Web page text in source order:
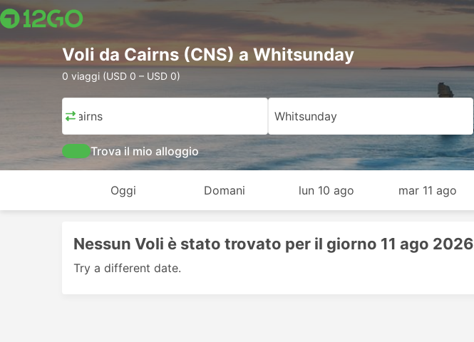
Voli da Cairns (CNS) a Whitsunday
0 viaggi (USD 0 – USD 0)
Cairns Whitsunday
Trova il mio alloggio
Oggi Domani lun 10 ago mar 11 ago
Nessun Voli è stato trovato per il giorno 11 ago 2026
Try a different date.